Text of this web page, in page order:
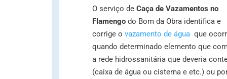
O serviço de Caça de Vazamentos no
Flamengo do Bom da Obra identifica e
corrige o vazamento de águaque
quando determinado elemento que
a rede hidrossanitária que deveria
(caixa de água ou cisterna e etc.) ou